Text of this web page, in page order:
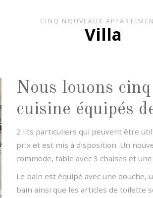
CINQ NOUVEAUX
Villa
Nous louons
cuisine équipés
2 lits particuliers qui peuvent être
prix et est mis à disposition. Un
commode, table avec 3 chaises et
Le bain est équipé avec une
bain ainsi que les articles de toilette